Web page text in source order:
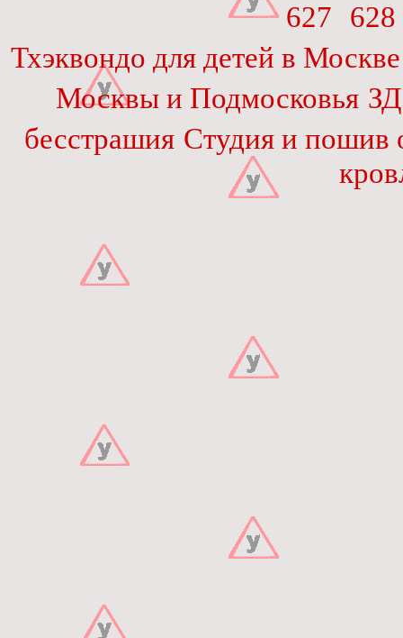
627
628
Тхэквондо для детей в Москве
Москвы и Подмосковья
бесстрашия Студия и пошив